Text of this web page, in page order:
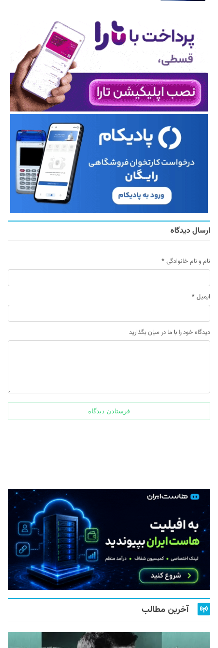
ارسال دیدگاه
نام و نام خانوادگی *
ایمیل *
دیدگاه خود را با ما در میان بگذارید
آخرین مطالب